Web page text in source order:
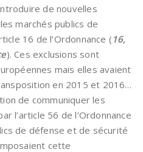
de nouvelles
marchés publics de
16 de l’Ordonnance ( 16,
). Ces exclusions sont
mais elles avaient
en 2015 et 2016…
de communiquer les
l’article 56 de l’Ordonnance
de défense et de sécurité
cette